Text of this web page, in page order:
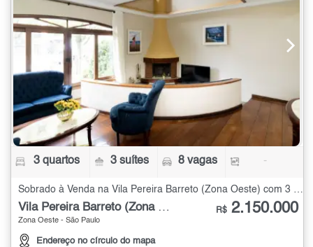
3 quartos 3 suítes 8 vagas -
Sobrado à Venda na Vila Pereira Barreto (Zona Oeste) com 3 quartos
Vila Pereira Barreto (Zona Oeste)
Zona Oeste - São Paulo
Endereço no círculo do mapa
R$ 2.150.000